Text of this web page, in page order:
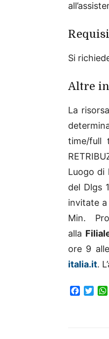
Si
Altre
La
time/full
Luogo di
del Dlgs
invitate a
Min.
alla
ore 9
italia.it.